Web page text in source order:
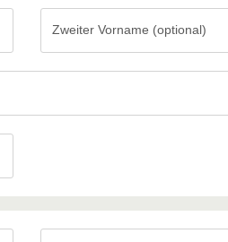
Zweiter Vorname (optional)
Vorname